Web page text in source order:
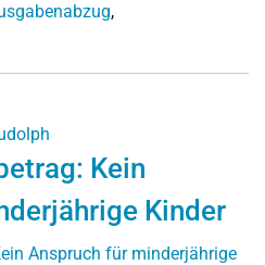
,
Kein
Kinder